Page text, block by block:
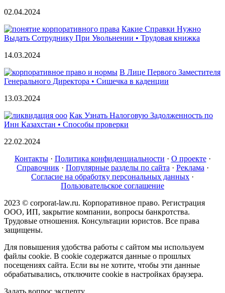
02.04.2024
Какие Справки Нужно
Выдать Сотруднику При Увольнении • Трудовая книжка
14.03.2024
В Лице Первого Заместителя
Генерального Директора • Сишечка в каденции
13.03.2024
Как Узнать Налоговую Задолженность по
Инн Казахстан • Способы проверки
22.02.2024
Контакты· Политика конфиденциальности · О проекте·
Справочник· Популярные разделы по сайта· Реклама·
Согласие на обработку персональных данных ·
Пользовательское соглашение
2023 © corporat-law.ru. Корпоративное право. Регистрация
ООО, ИП, закрытие компании, вопросы банкротства.
Трудовые отношения. Консультации юристов. Все права
защищены.
Для повышения удобства работы с сайтом мы используем
файлы cookie. В cookie содержатся данные о прошлых
посещениях сайта. Если вы не хотите, чтобы эти данные
обрабатывались, отключите cookie в настройках браузера.